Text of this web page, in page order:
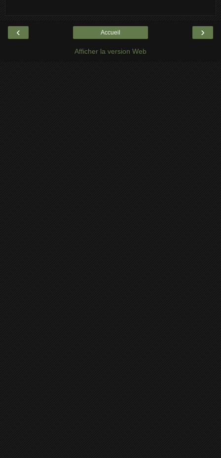
‹ ›
Accueil
Afficher la version Web